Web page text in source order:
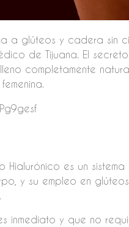
a glúteos y cadera sin
de Tijuana. El
completamente
Hialurónico es un
y su empleo en
inmediato y que no